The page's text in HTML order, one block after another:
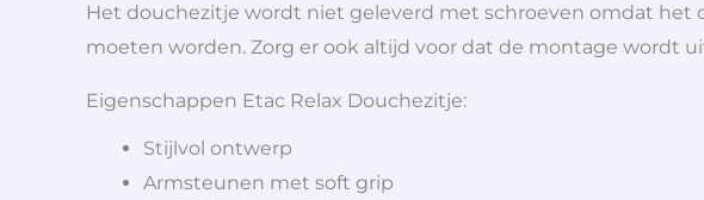
Het douchezitje wordt niet geleverd met schroeven omdat
moeten worden. Zorg er ook altijd voor dat de montage wordt
Eigenschappen Etac Relax Douchezitje:
Stijlvol ontwerp
Armsteunen met soft grip